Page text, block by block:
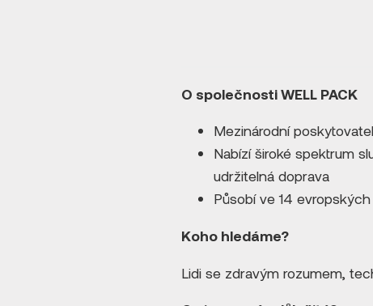
O společnosti WELL PACK
Mezinárodní
Nabízí široké spektrum
udržitelná doprava
Působí ve 14
Koho hledáme?
Lidi se zdravým rozumem,